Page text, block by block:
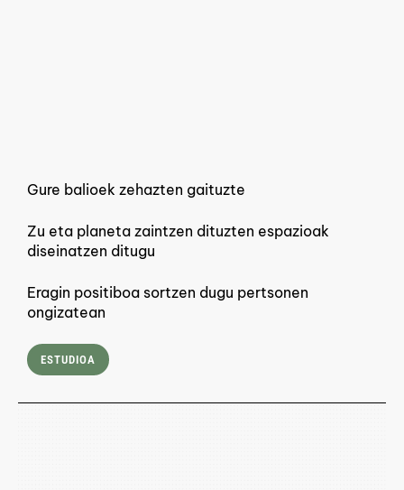
Gure balioek zehazten gaituzte
Zu eta planeta zaintzen dituzten espazioak
diseinatzen ditugu
Eragin positiboa sortzen dugu pertsonen
ongizatean
ESTUDIOA